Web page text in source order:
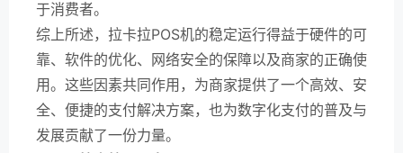
于消费者。
综上所述，拉卡拉POS机的稳定运行得益于硬件的可
靠、软件的优化、网络安全的保障以及商家的正确使
用。这些因素共同作用，为商家提供了一个高效、安
全、便捷的支付解决方案，也为数字化支付的普及与
发展贡献了一份力量。